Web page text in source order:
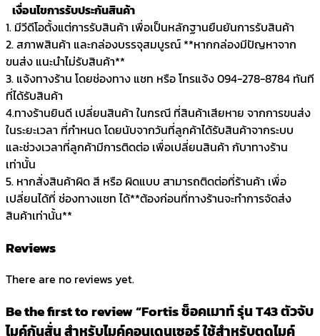
เงื่อนไขการรับประกันสินค้า
1. มีวีดีโอตั้งแต่การรับสินค้า เพื่อเป็นหลักฐานยืนยันการรับสินค้า
2. สภาพสินค้า และกล่องบรรจุสมบูรณ์ **หากกล่องมีปัญหาจาก
ขนส่ง แนะนำไม่รับสินค้า**
3. แจ้งทางร้าน โดยช่องทาง แชท หรือ โทรแจ้ง 094-278-8784 ทันที
ที่ได้รับสินค้า
4.ทางร้านยินดี เปลี่ยนสินค้า ในกรณี ที่สินค้าเสียหาย จากการขนส่ง
ในระยะเวลา ที่กำหนด โดยนับจากวันที่ลูกค้าได้รับสินค้าจากระบบ
และช่วงเวลาที่ลูกค้ามีการติดต่อ เพื่อเปลี่ยนสินค้า กับาทางร้าน
เท่านั้น
5. หากสั่งสินค้าผิด สี หรือ ผิดแบบ สามารถติดต่อที่ร้านค้า เพื่อ
เปลี่ยนได้ที่ ช่องทางแชท ได้**ต้องก่อนที่ทางร้านจะทำการจัดส่ง
สินค้าเท่านั้น**
Reviews
There are no reviews yet.
Be the first to review “Fortis ช็อคเมาท์ รุ่น T43 ตัวจับ
ไมค์กันสั่น สำหรับไมค์คอนเดนเซอร์ ใช้สำหรับตูดไมค์